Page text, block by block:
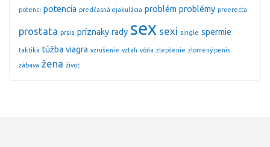
potenci potencia predčasná ejakulácia problém problémy proerecta
prostata prsia príznaky rady sex sexi single spermie
taktika túžba viagra vzrušenie vztah vôňa zlepšenie zlomený penis
zábava žena život